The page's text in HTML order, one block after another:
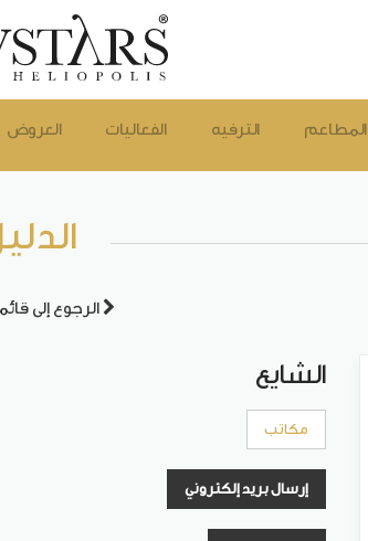
العروض الفعاليات الترفيه المطاعم
الرجوع إلى
الشايع
مكاتب
إرسال بريد إلكتروني